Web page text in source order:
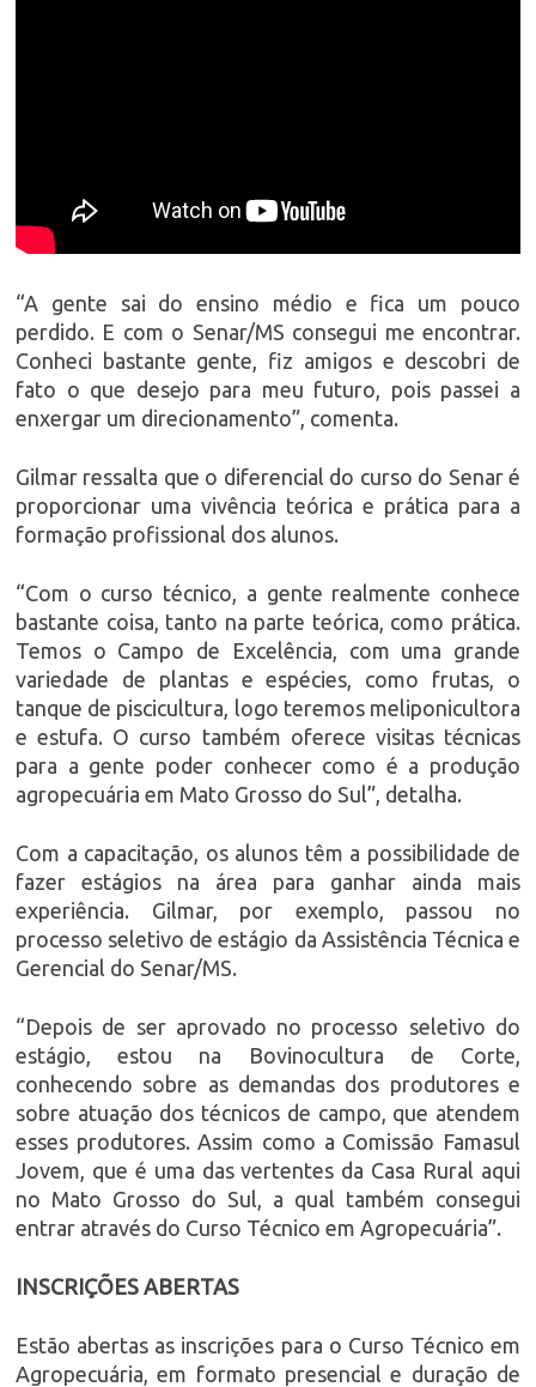
“A gente sai do ensino médio e fica um pouco
perdido. E com o Senar/MS consegui me encontrar.
Conheci bastante gente, fiz amigos e descobri de
fato o que desejo para meu futuro, pois passei a
enxergar um direcionamento”, comenta.
Gilmar ressalta que o diferencial do curso do Senar é
proporcionar uma vivência teórica e prática para a
formação profissional dos alunos.
“Com o curso técnico, a gente realmente conhece
bastante coisa, tanto na parte teórica, como prática.
Temos o Campo de Excelência, com uma grande
variedade de plantas e espécies, como frutas, o
tanque de piscicultura, logo teremos meliponicultora
e estufa. O curso também oferece visitas técnicas
para a gente poder conhecer como é a produção
agropecuária em Mato Grosso do Sul”, detalha.
Com a capacitação, os alunos têm a possibilidade de
fazer estágios na área para ganhar ainda mais
experiência. Gilmar, por exemplo, passou no
processo seletivo de estágio da Assistência Técnica e
Gerencial do Senar/MS.
“Depois de ser aprovado no processo seletivo do
estágio, estou na Bovinocultura de Corte,
conhecendo sobre as demandas dos produtores e
sobre atuação dos técnicos de campo, que atendem
esses produtores. Assim como a Comissão Famasul
Jovem, que é uma das vertentes da Casa Rural aqui
no Mato Grosso do Sul, a qual também consegui
entrar através do Curso Técnico em Agropecuária”.
INSCRIÇÕES ABERTAS
Estão abertas as inscrições para o Curso Técnico em
Agropecuária, em formato presencial e duração de